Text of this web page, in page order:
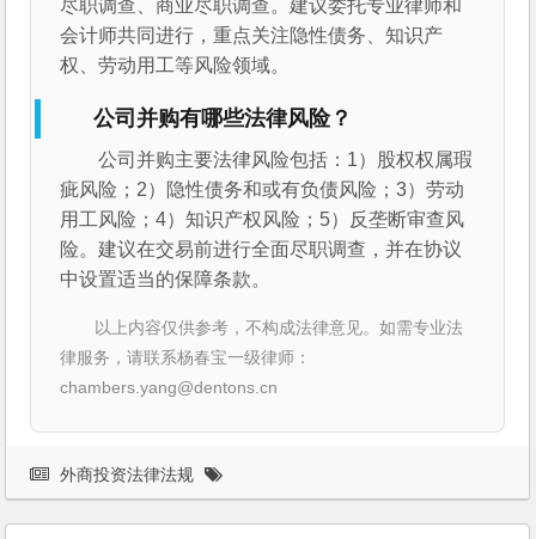
尽职调查、商业尽职调查。建议委托专业律师和
会计师共同进行，重点关注隐性债务、知识产
权、劳动用工等风险领域。
公司并购有哪些法律风险？
公司并购主要法律风险包括：1）股权权属瑕
疵风险；2）隐性债务和或有负债风险；3）劳动
用工风险；4）知识产权风险；5）反垄断审查风
险。建议在交易前进行全面尽职调查，并在协议
中设置适当的保障条款。
以上内容仅供参考，不构成法律意见。如需专业法
律服务，请联系杨春宝一级律师：
chambers.yang@dentons.cn
外商投资法律法规